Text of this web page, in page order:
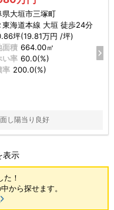
県大垣市三塚町
東海道本線 大垣 徒歩24分
坪(19.81万円 /坪)
面積 664.00㎡
い率 60.0(%)
率 200.0(%)
し陽当り良好
表示
た！
から探せます。